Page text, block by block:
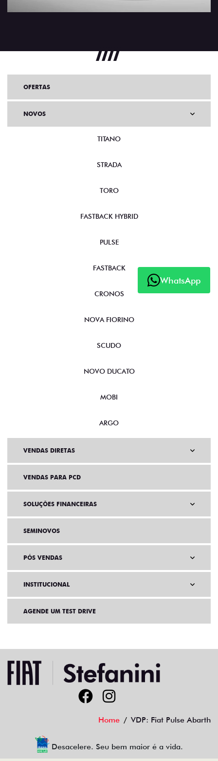
WhatsApp
OFERTAS
NOVOS
TITANO
STRADA
TORO
FASTBACK HYBRID
PULSE
FASTBACK
CRONOS
NOVA FIORINO
SCUDO
NOVO DUCATO
MOBI
ARGO
VENDAS DIRETAS
VENDAS PARA PCD
SOLUÇÕES FINANCEIRAS
SEMINOVOS
PÓS VENDAS
INSTITUCIONAL
AGENDE UM TEST DRIVE
Home VDP: Fiat Pulse Abarth
Desacelere. Seu bem maior é a vida.